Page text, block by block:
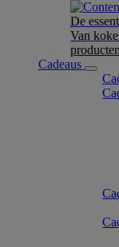
De
Van
Cadeaus